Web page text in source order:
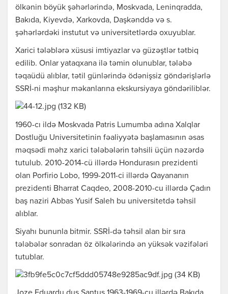
ölkənin böyük şəhərlərində, Moskvada, Leninqradda,
Bakıda, Kiyevdə, Xarkovda, Daşkənddə və s.
şəhərlərdəki instutut və universitetlərdə oxuyublar.
Xarici tələblərə xüsusi imtiyazlar və güzəştlər tətbiq
edilib. Onlar yataqxana ilə təmin olunublar, tələbə
təqaüdü alıblar, tətil günlərində ödənişsiz göndərişlərlə
SSRİ-ni məşhur məkanlarına ekskursiyaya göndəriliblər.
1960-cı ildə Moskvada Patris Lumumba adına Xalqlar
Dostluğu Universitetinin fəaliyyətə başlamasının əsas
məqsədi məhz xarici tələbələrin təhsili üçün nəzərdə
tutulub. 2010-2014-cü illərdə Hondurasın prezidenti
olan Porfirio Lobo, 1999-2011-ci illərdə Qayananın
prezidenti Bharrat Caqdeo, 2008-2010-cu illərdə Çadın
baş naziri Abbas Yusif Saleh bu universitetdə təhsil
alıblar.
Siyahı bununla bitmir. SSRİ-də təhsil alan bir sıra
tələbələr sonradan öz ölkələrində ən yüksək vəzifələri
tutublar.